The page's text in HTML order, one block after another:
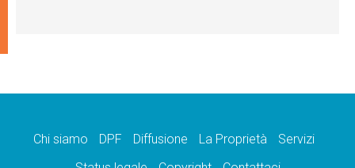
Chi siamo DPF Diffusione La Proprietà
Servizi